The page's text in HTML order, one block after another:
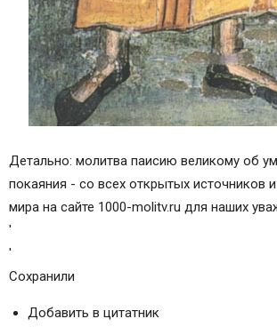
Детально: молитва паисию великому об
покаяния - со всех открытых источников
мира на сайте 1000-molitv.ru для наших
'
'
Сохранили
Добавить в цитатник